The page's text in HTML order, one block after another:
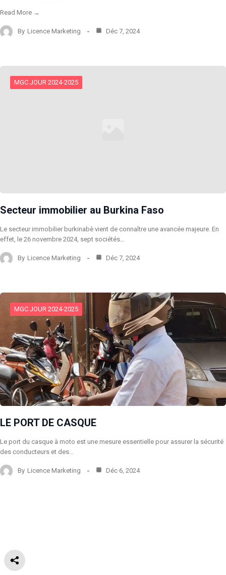
Read More →
By Licence Marketing Déc 7, 2024
MGC JOUR 2024-2025
Secteur immobilier au Burkina Faso
Le secteur immobilier burkinabè vient de connaître une avancée majeure. En
effet, le 26 novembre 2024, sept sociétés…
By Licence Marketing Déc 7, 2024
MGC JOUR 2024-2025
LE PORT DE CASQUE
Le port du casque à moto est une mesure essentielle pour assurer la sécurité
des conducteurs et des…
By Licence Marketing Déc 6, 2024